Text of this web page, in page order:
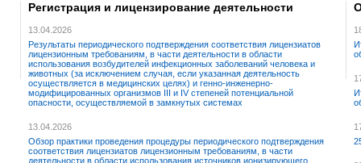
Регистрация и лицензирование деятельности
13.04.2026
Результаты периодического подтверждения соответствия лицензиатов
лицензионным требованиям, в части деятельности в области
использования возбудителей инфекционных заболеваний человека и
животных (за исключением случая, если указанная деятельность
осуществляется в медицинских целях) и генно-инженерно-
модифицированных организмов III и IV степеней потенциальной
опасности, осуществляемой в замкнутых системах
13.04.2026
Обзор практики проведения процедуры периодического подтверждения
соответствия лицензиатов лицензионным требованиям, в части
деятельности в области использования источников ионизирующего